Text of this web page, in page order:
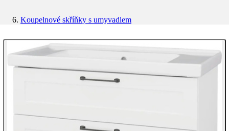
Koupelnové skříňky s umyvadlem